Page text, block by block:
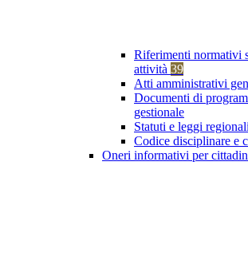
Riferimenti normativi
attività 39
Atti amministrativi
Documenti di
gestionale
Statuti e leggi regionali
Codice disciplinare e
Oneri informativi per